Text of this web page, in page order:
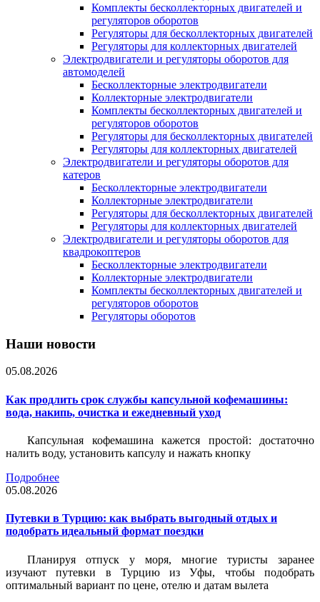
Комплекты бесколлекторных двигателей и
регуляторов оборотов
Регуляторы для бесколлекторных двигателей
Регуляторы для коллекторных двигателей
Электродвигатели и регуляторы оборотов для
автомоделей
Бесколлекторные электродвигатели
Коллекторные электродвигатели
Комплекты бесколлекторных двигателей и
регуляторов оборотов
Регуляторы для бесколлекторных двигателей
Регуляторы для коллекторных двигателей
Электродвигатели и регуляторы оборотов для
катеров
Бесколлекторные электродвигатели
Коллекторные электродвигатели
Регуляторы для бесколлекторных двигателей
Регуляторы для коллекторных двигателей
Электродвигатели и регуляторы оборотов для
квадрокоптеров
Бесколлекторные электродвигатели
Коллекторные электродвигатели
Комплекты бесколлекторных двигателей и
регуляторов оборотов
Регуляторы оборотов
Наши новости
05.08.2026
Как продлить срок службы капсульной кофемашины:
вода, накипь, очистка и ежедневный уход
Капсульная кофемашина кажется простой: достаточно
налить воду, установить капсулу и нажать кнопку
Подробнее
05.08.2026
Путевки в Турцию: как выбрать выгодный отдых и
подобрать идеальный формат поездки
Планируя отпуск у моря, многие туристы заранее
изучают путевки в Турцию из Уфы, чтобы подобрать
оптимальный вариант по цене, отелю и датам вылета